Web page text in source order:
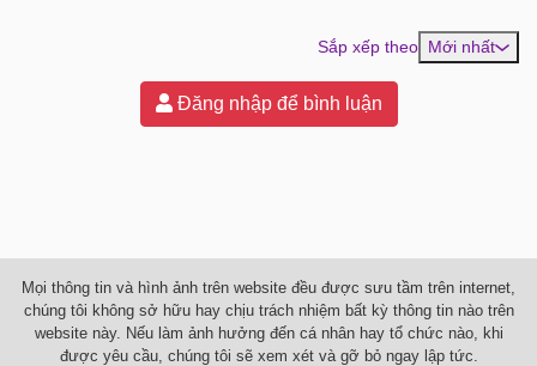
Sắp xếp theo Mới nhất
Đăng nhập để bình luận
Mọi thông tin và hình ảnh trên website đều được sưu tầm trên internet,
chúng tôi không sở hữu hay chịu trách nhiệm bất kỳ thông tin nào trên
website này. Nếu làm ảnh hưởng đến cá nhân hay tổ chức nào, khi
được yêu cầu, chúng tôi sẽ xem xét và gỡ bỏ ngay lập tức.